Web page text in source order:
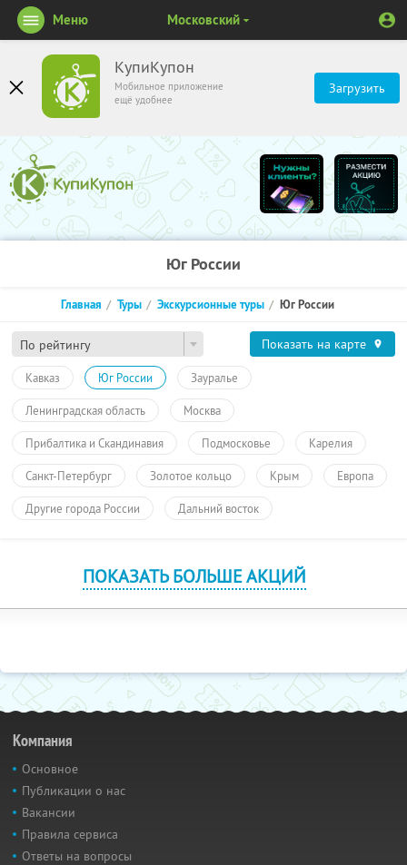
КупиКупон
Мобильное приложение
ещё удобнее
Загрузить
Меню Московский
Юг России
По рейтингу
Главная Туры Экскурсионные туры Юг России
Показать на карте
Кавказ Юг России Зауралье
Ленинградская область Москва
Прибалтика и Скандинавия Подмосковье Карелия
Санкт-Петербург Золотое кольцо Крым Европа
Другие города России Дальний восток
ПОКАЗАТЬ БОЛЬШЕ АКЦИЙ
Компания
Основное
Публикации о нас
Вакансии
Правила сервиса
Ответы на вопросы